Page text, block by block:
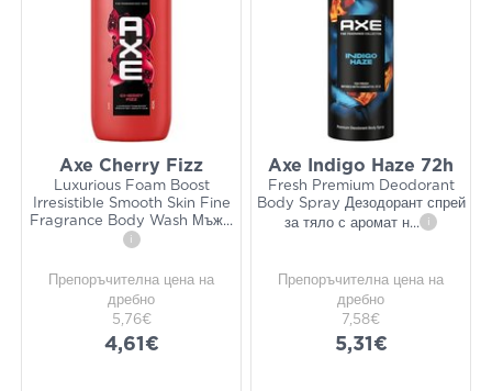
Axe Cherry Fizz
Luxurious Foam Boost
Irresistible Smooth Skin Fine
Fragrance Body Wash Мъж...
i
Препоръчителна цена на
дребно
5,76€
4,61€
Axe Indigo Haze 72h
Fresh Premium Deodorant
Body Spray Дезодорант спрей
за тяло с аромат н... i
Препоръчителна цена на
дребно
7,58€
5,31€